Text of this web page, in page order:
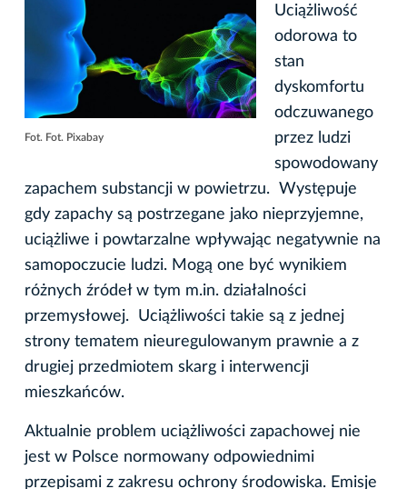
Fot. Fot. Pixabay
Uciążliwość
odorowa to
stan
dyskomfortu
odczuwanego
przez ludzi
spowodowany
zapachem substancji w powietrzu. Występuje
gdy zapachy są postrzegane jako nieprzyjemne,
uciążliwe i powtarzalne wpływając negatywnie na
samopoczucie ludzi. Mogą one być wynikiem
różnych źródeł w tym m.in. działalności
przemysłowej. Uciążliwości takie są z jednej
strony tematem nieuregulowanym prawnie a z
drugiej przedmiotem skarg i interwencji
mieszkańców.
Aktualnie problem uciążliwości zapachowej nie
jest w Polsce normowany odpowiednimi
przepisami z zakresu ochrony środowiska. Emisje